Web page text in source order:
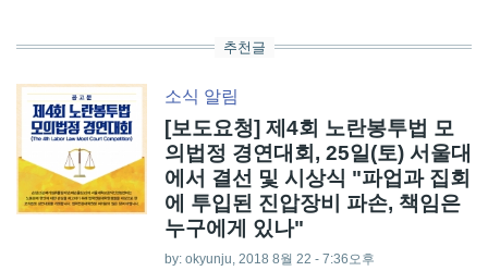
추천글
소식 알림
[보도요청] 제4회 노란봉투법 모
의법정 경연대회, 25일(토) 서울대
에서 결선 및 시상식 "파업과 집회
에 투입된 진압장비 파손, 책임은
누구에게 있나"
by: okyunju, 2018 8월 22 - 7:36오후